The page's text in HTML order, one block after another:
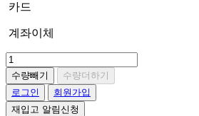
카드
계좌이체
수량빼기
수량더하기
로그인
회원가입
재입고 알림신청